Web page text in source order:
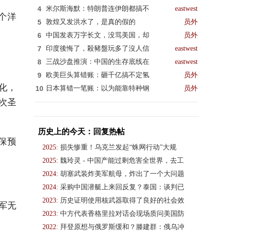
洋
，
圣
预
无
4 米尔斯海默：特朗普连伊朗都搞不 eastwest
5 敦煌又发洪水了，是真的假的 员外
6 中国发表万字长文，没骂美国，却 员外
7 印度後悔了，殺豬盤玩多了沒人信 eastwest
8 三战沙盘推演：中国的生存底线在 eastwest
9 欧美巨头算错账：砸千亿搞不定氢 员外
10 日本算错一笔账：以为能靠特种钢 员外
历史上的今天：回复热帖
2025: 损失惨重！乌克兰发起“蛛网行动”大规
2025: 魏玲灵 - 中国产能过剩危害全世界，去工
2024: 胡塞武装炸美军航母，炸出了一个大问题
2024: 采购中国潜艇上来回反复？泰国：谈判已
2023: 历史证明使用核武器取得了良好的社会效
2023: 中方代表香格里拉对话会现场质问美国防
2022: 拜登原想与俄罗斯缓和？滕建群：俄乌冲